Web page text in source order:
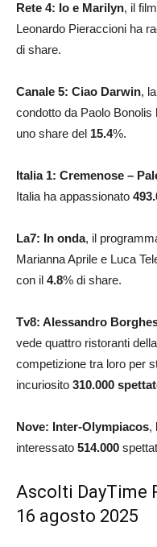
Rete 4: Io e Marilyn, il
Leonardo Pieraccioni ha
di share.
Canale 5: Ciao Darwin,
condotto da Paolo Bonolis
uno share del 15.4%.
Italia 1: Cremenose –
Italia ha appassionato
La7: In onda, il
Marianna Aprile e Luca
con il 4.8% di share.
Tv8: Alessandro
vede quattro ristoranti
competizione tra loro per
incuriosito 310.000
Nove: Inter-Olympiacos,
interessato 514.000
Ascolti DayTime
16 agosto 2025